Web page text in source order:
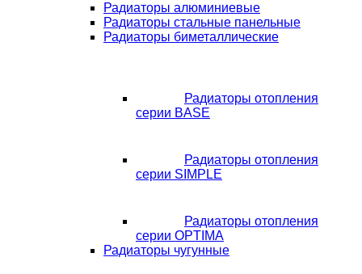
Радиаторы алюминиевые
Радиаторы стальные панельные
Радиаторы биметаллические
Радиаторы отопления
серии BASE
Радиаторы отопления
серии SIMPLE
Радиаторы отопления
серии OPTIMA
Радиаторы чугунные